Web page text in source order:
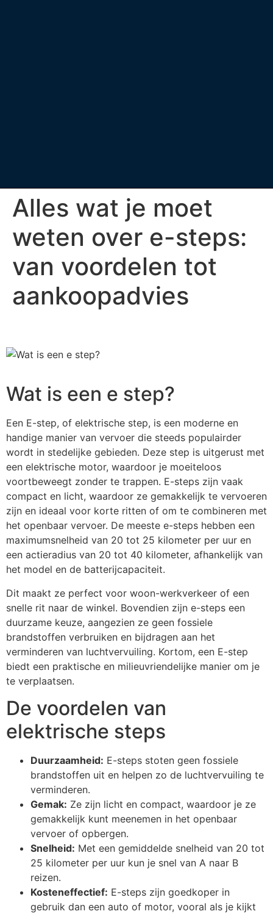
Alles wat je moet
weten over e-steps:
van voordelen tot
aankoopadvies
Wat is een e step?
Een E-step, of elektrische step, is een moderne en
handige manier van vervoer die steeds populairder
wordt in stedelijke gebieden. Deze step is uitgerust met
een elektrische motor, waardoor je moeiteloos
voortbeweegt zonder te trappen. E-steps zijn vaak
compact en licht, waardoor ze gemakkelijk te vervoeren
zijn en ideaal voor korte ritten of om te combineren met
het openbaar vervoer. De meeste e-steps hebben een
maximumsnelheid van 20 tot 25 kilometer per uur en
een actieradius van 20 tot 40 kilometer, afhankelijk van
het model en de batterijcapaciteit.
Dit maakt ze perfect voor woon-werkverkeer of een
snelle rit naar de winkel. Bovendien zijn e-steps een
duurzame keuze, aangezien ze geen fossiele
brandstoffen verbruiken en bijdragen aan het
verminderen van luchtvervuiling. Kortom, een E-step
biedt een praktische en milieuvriendelijke manier om je
te verplaatsen.
De voordelen van
elektrische steps
Duurzaamheid: E-steps stoten geen fossiele
brandstoffen uit en helpen zo de luchtvervuiling te
verminderen.
Gemak: Ze zijn licht en compact, waardoor je ze
gemakkelijk kunt meenemen in het openbaar
vervoer of opbergen.
Snelheid: Met een gemiddelde snelheid van 20 tot
25 kilometer per uur kun je snel van A naar B
reizen.
Kosteneffectief: E-steps zijn goedkoper in
gebruik dan een auto of motor, vooral als je kijkt